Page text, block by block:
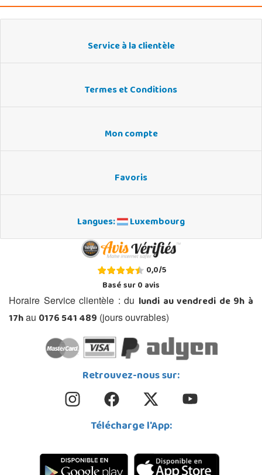
Service à la clientèle
Termes et Conditions
Mon compte
Favoris
Langues: Luxembourg
0,0/5
Basé sur0avis
Horaire Service clientèle : du lundi au vendredi de 9h à
17hau 0176 541 489 (jours ouvrables)
Retrouvez-nous sur:
Télécharge l'App: